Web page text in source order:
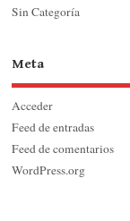
Sin Categoría
Meta
Acceder
Feed de entradas
Feed de comentarios
WordPress.org